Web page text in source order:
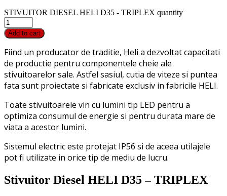
STIVUITOR DIESEL HELI D35 - TRIPLEX quantity
Add to cart
Fiind un producator de traditie, Heli a dezvoltat capacitati
de productie pentru componentele cheie ale
stivuitoarelor sale. Astfel sasiul, cutia de viteze si puntea
fata sunt proiectate si fabricate exclusiv in fabricile HELI.
Toate stivuitoarele vin cu lumini tip LED pentru a
optimiza consumul de energie si pentru durata mare de
viata a acestor lumini.
Sistemul electric este protejat IP56 si de aceea utilajele
pot fi utilizate in orice tip de mediu de lucru.
Stivuitor Diesel HELI D35 – TRIPLEX